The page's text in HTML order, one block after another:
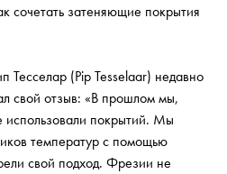
сочетать затеняющие покрытия
Тесселар (Pip Tesselaar) недавно
свой отзыв: «В прошлом мы,
использовали покрытий. Мы
температур с помощью
свой подход. Фрезии не